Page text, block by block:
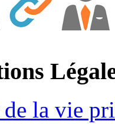
de la vie